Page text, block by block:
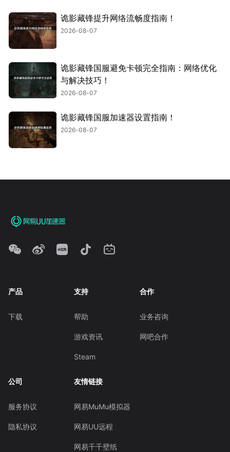
诡影藏锋提升网络流畅度指南！
2026-08-07
诡影藏锋国服避免卡顿完全指南：网络优化
与解决技巧！
2026-08-07
诡影藏锋国服加速器设置指南！
2026-08-07
产品
下载
支持
帮助
游戏资讯
Steam
合作
业务咨询
网吧合作
公司
服务协议
隐私协议
友情链接
网易MuMu模拟器
网易UU远程
网易千千壁纸